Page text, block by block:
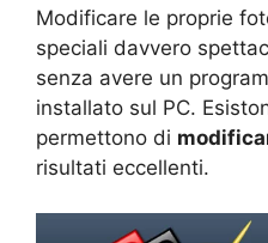
Modificare le proprie
speciali davvero
senza avere un
installato sul PC.
permettono di
risultati eccellenti.